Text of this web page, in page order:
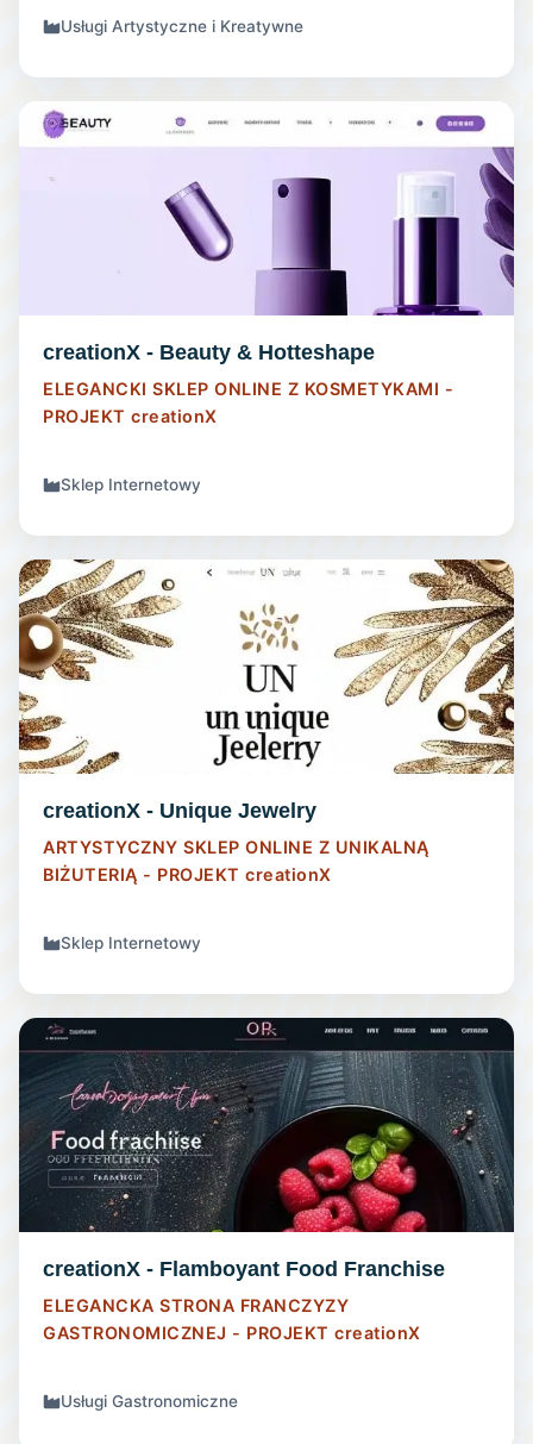
Usługi Artystyczne i Kreatywne
SKLEP INTERNETOWY
creationX - Beauty & Hotteshape
ELEGANCKI SKLEP ONLINE Z KOSMETYKAMI -
PROJEKT creationX
Sklep Internetowy
SKLEP INTERNETOWY
creationX - Unique Jewelry
ARTYSTYCZNY SKLEP ONLINE Z UNIKALNĄ
BIŻUTERIĄ - PROJEKT creationX
Sklep Internetowy
STRONA INTERNETOWA
creationX - Flamboyant Food Franchise
ELEGANCKA STRONA FRANCZYZY
GASTRONOMICZNEJ - PROJEKT creationX
Usługi Gastronomiczne